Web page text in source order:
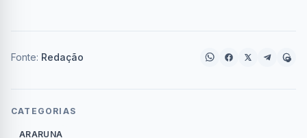
Fonte: Redação
CATEGORIAS
ARARUNA